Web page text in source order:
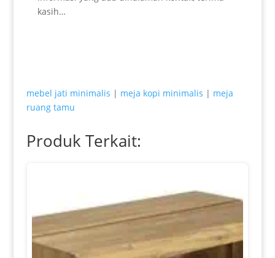
kasih…
mebel jati minimalis | meja kopi minimalis | meja
ruang tamu
Produk Terkait: